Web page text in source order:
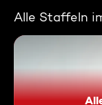
Alle Staffeln